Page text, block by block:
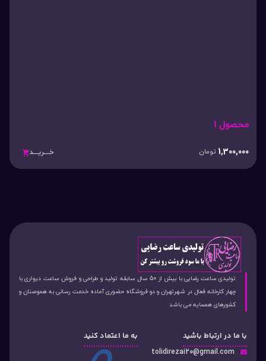
محصول 1
1,300,000 تومان خـــریـــد
تولیدی ساعت رضایی با بیش از 50 سال سابقه تولید و طراحی و فروش ساعت دیواری با
چهار کارخانه فعال در شهرتهران و دو فروشگاه حضوری آماده خدمت رسانی به هموصنان و
کشورهای همسایه می باشد
با ما در ارتباط باشید
tolidirezai20@gmail.com
به ما اعتماد کنید